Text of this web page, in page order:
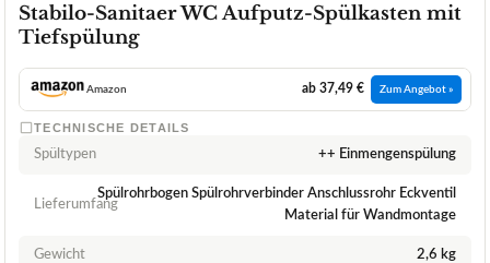
Stabilo-Sanitaer WC Aufputz-Spülkasten mit
Tiefspülung
Amazon ab 37,49 € Zum Angebot »
TECHNISCHE DETAILS
Spültypen ++ Einmengenspülung
Lieferumfang
Spülrohrbogen Spülrohrverbinder Anschlussrohr Eckventil
Material für Wandmontage
Gewicht 2,6 kg